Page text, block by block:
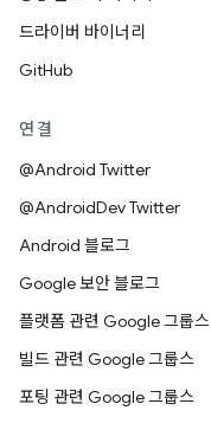
드라이버 바이너리
GitHub
연결
@Android Twitter
@AndroidDev Twitter
Android 블로그
Google 보안 블로그
플랫폼 관련 Google 그룹스
빌드 관련 Google 그룹스
포팅 관련 Google 그룹스